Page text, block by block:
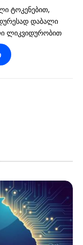
ტოკენებით,
დაბალი
ლიკვიდურობით